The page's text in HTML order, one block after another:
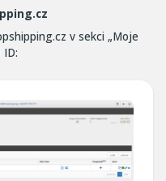
v sekci „Moje